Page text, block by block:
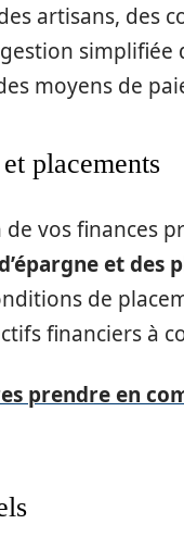
artisans, des
simplifiée
moyens de
placements
vos finances
et des
de
financiers à
prendre en